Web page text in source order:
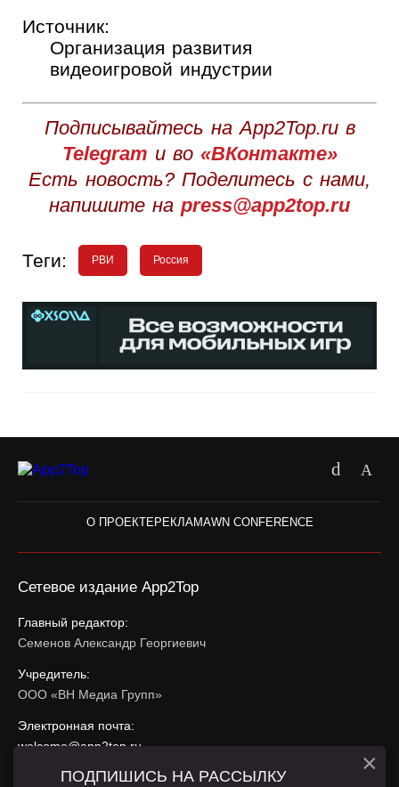
Источник:
Организация развития
видеоигровой индустрии
Подписывайтесь на App2Top.ru в
Telegram и во «ВКонтакте»
Есть новость? Поделитесь с нами,
напишите на press@app2top.ru
Теги: РВИ Россия
О ПРОЕКТЕРЕКЛАМАWN CONFERENCE
Сетевое издание App2Top
Главный редактор:
Семенов Александр Георгиевич
Учредитель:
ООО «ВН Медиа Групп»
Электронная почта:
welcome@app2top.ru
ПОДПИШИСЬ НА РАССЫЛКУ ×